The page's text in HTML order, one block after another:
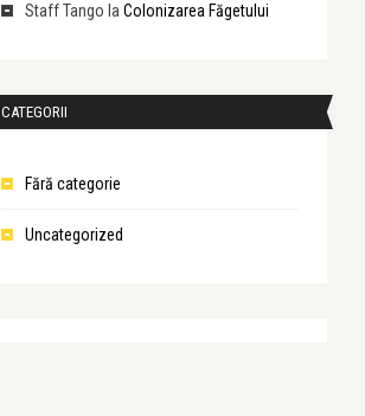
Staff Tango la Colonizarea Făgetului
CATEGORII
Fără categorie
Uncategorized